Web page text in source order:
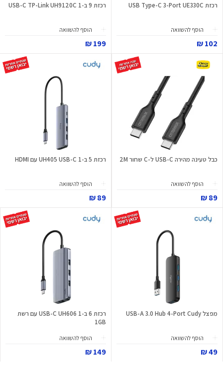
רכזת USB Type-C 3-Port UE330C
הוסף להשוואה
102 ₪
רכזת 9 ב-1 USB-C TP-Link UH9120C
הוסף להשוואה
199 ₪
כבל טעינה מהירה USB-C ל-C שחור 2M
הוסף להשוואה
89 ₪
רכזת 5 ב-1 UH405 USB-C עם HDMI
הוסף להשוואה
89 ₪
מפצל USB-A 3.0 Hub 4-Port Cudy
הוסף להשוואה
49 ₪
רכזת 6 ב-1 USB-C UH606 עם רשת
1GB
הוסף להשוואה
149 ₪